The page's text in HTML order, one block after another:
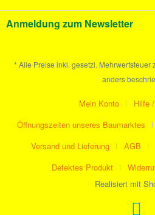
Anmeldung zum Newsletter
* Alle Preise inkl. gesetzl. Mehrwertsteuer
anders
Mein Konto
Hilfe
Öffnungszeiten unseres Baumarktes
Versand und Lieferung
AGB
Defektes Produkt
Realisiert mit